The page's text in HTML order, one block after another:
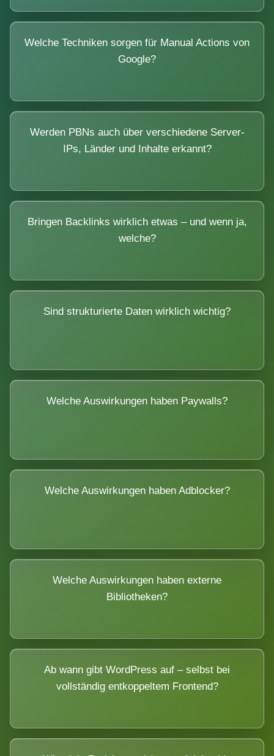
Welche Techniken sorgen für Manual Actions von
Google?
Werden PBNs auch über verschiedene Server-
IPs, Länder und Inhalte erkannt?
Bringen Backlinks wirklich etwas – und wenn ja,
welche?
Sind strukturierte Daten wirklich wichtig?
Welche Auswirkungen haben Paywalls?
Welche Auswirkungen haben Adblocker?
Welche Auswirkungen haben externe
Bibliotheken?
Ab wann gibt WordPress auf – selbst bei
vollständig entkoppeltem Frontend?